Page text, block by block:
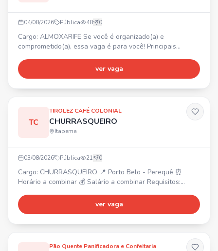
04/08/2026 Pública 48 0
Cargo: ALMOXARIFE Se você é organizado(a) e
comprometido(a), essa vaga é para você! Principais
equipamentos; • Realizar lançamentos e controlar
entradas e saídas no sistema; • Manter o almoxarifado
ver vaga
TC
TIROLEZ CAFÉ COLONIAL
CHURRASQUEIRO
Itapema
03/08/2026 Pública 21 0
Cargo: CHURRASQUEIRO 📍 Porto Belo - Perequê ⏰
Horário a combinar 💰 Salário a combinar Requisitos:
carnes Agilidade e organização Comprometimento e
trabalho em equipe
ver vaga
Pão Quente Panificadora e Confeitaria